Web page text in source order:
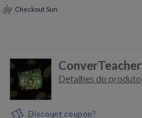
Checkout Sun
ConverTeacher
Detalhes do produto
Discount coupon?